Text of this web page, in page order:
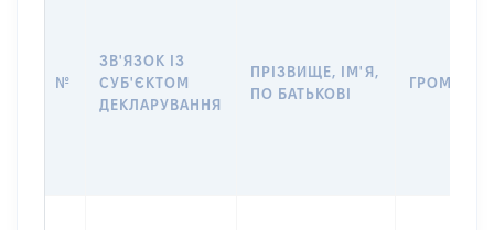
№
ЗВ'ЯЗОК ІЗ
СУБ'ЄКТОМ
ДЕКЛАРУВАННЯ
ПРІЗВИЩЕ, ІМ'Я,
ПО БАТЬКОВІ